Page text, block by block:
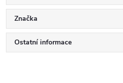
Značka
Ostatní informace